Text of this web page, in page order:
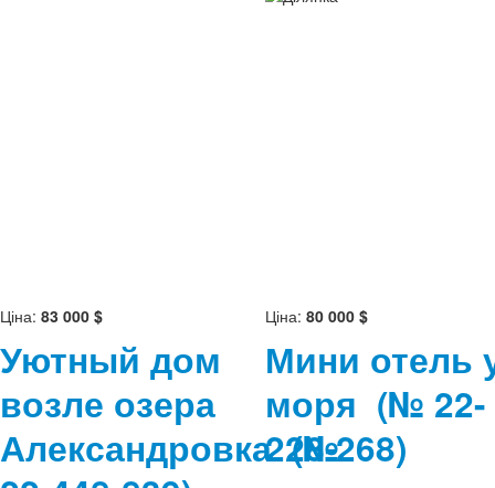
Ціна: 83 000 $
Уютный дом
возле озера
Александровка(№
Ціна: 80 000 $
Мини отель
моря (№ 22-
228-268)